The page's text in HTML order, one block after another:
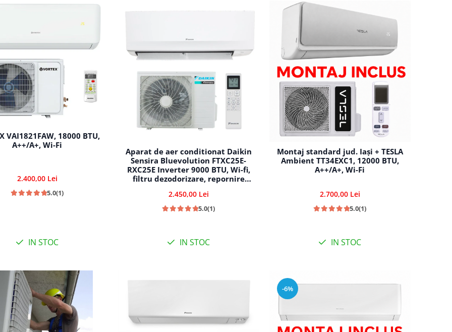
VAI1821FAW, 18000 BTU,
A++/A+, Wi-Fi
2.400,00 Lei
5.0(1)
IN STOC
Aparat de aer conditionat Daikin
Sensira Bluevolution FTXC25E-
RXC25E Inverter 9000 BTU, Wi-fi,
filtru dezodorizare, repornire
comutare automata racire-
incalzire
2.450,00 Lei
5.0(1)
IN STOC
Montaj standard jud. Iași + TESLA
Ambient TT34EXC1, 12000 BTU,
A++/A+, Wi-Fi
2.700,00 Lei
5.0(1)
IN STOC
-6%